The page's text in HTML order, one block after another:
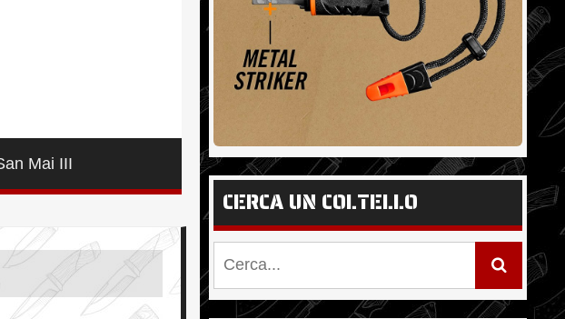
Mai III
CERCA UN COLTELLO